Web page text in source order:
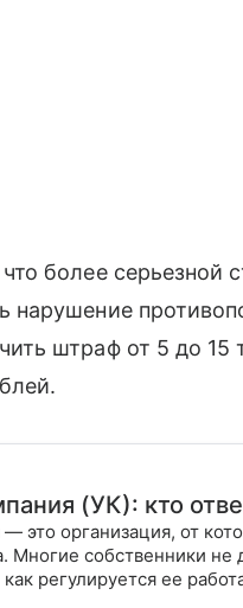
более серьезной
нарушение
штраф от 5 до
(УК): кто
это организация, от
Многие собственники
регулируется ее